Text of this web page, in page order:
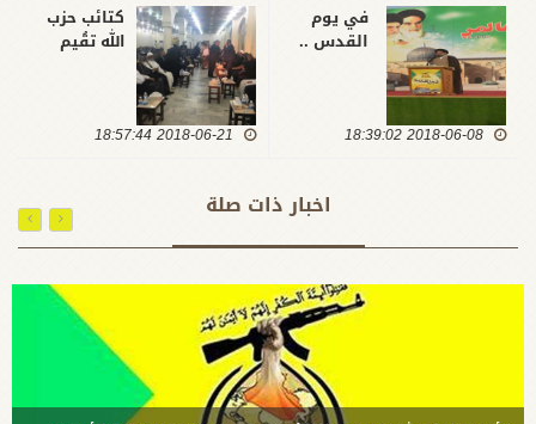
في يوم
القدس ..
المقاومة
لا يمكن ان
بزوال
إسرائيل من
الوجود
2018-06-08 18:39:02
كتائب حزب
الله تقُيم
الغارة
العراقية
السورية
2018-06-21 18:57:44
اخبار ذات صلة